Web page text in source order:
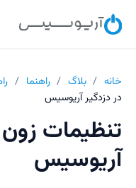
خانه / بلاگ / راهنما /
در دزدگیر آریوسیس
تنظیمات
آریوسیس